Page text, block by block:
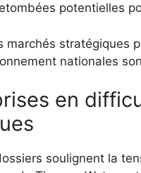
potentielles
marchés stratégiques
nationales
en
soulignent la